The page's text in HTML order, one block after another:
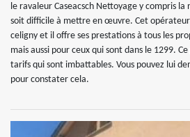
le ravaleur Caseacsch Nettoyage y compris
soit difficile à mettre en œuvre. Cet
celigny et il offre ses prestations à tous les
mais aussi pour ceux qui sont dans le 1299.
tarifs qui sont imbattables. Vous pouvez lui
pour constater cela.